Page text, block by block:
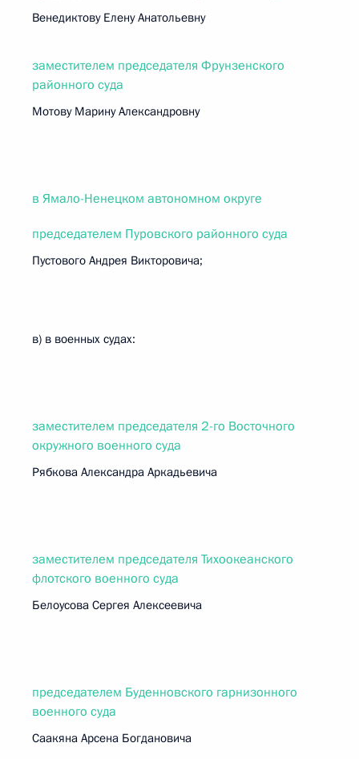
Венедиктову Елену Анатольевну
заместителем председателя Фрунзенского
районного суда
Мотову Марину Александровну
в Ямало-Ненецком автономном округе
председателем Пуровского районного суда
Пустового Андрея Викторовича;
в) в военных судах:
заместителем председателя 2-го Восточного
окружного военного суда
Рябкова Александра Аркадьевича
заместителем председателя Тихоокеанского
флотского военного суда
Белоусова Сергея Алексеевича
председателем Буденновского гарнизонного
военного суда
Саакяна Арсена Богдановича